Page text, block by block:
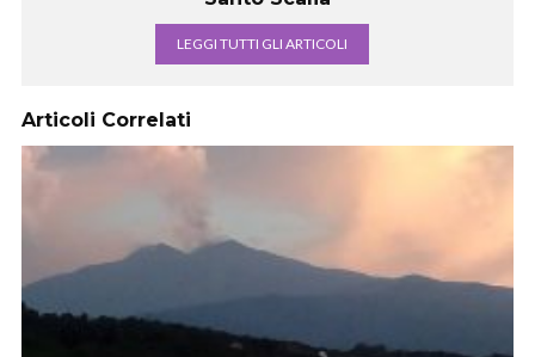
LEGGI TUTTI GLI ARTICOLI
Articoli Correlati